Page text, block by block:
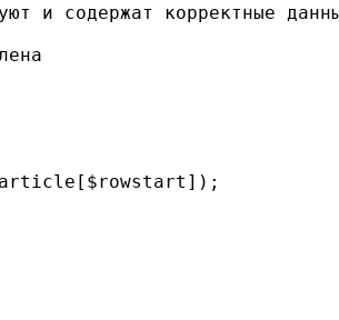
и содержат корректные